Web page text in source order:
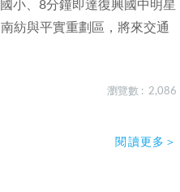
小、8分鐘即達復興國中明星
紡與平實重劃區，將來交通
瀏覽數 : 2,086
閱讀更多＞